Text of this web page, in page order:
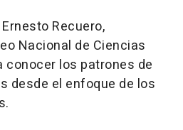
Recuero,
Nacional de Ciencias
conocer los patrones de
desde el enfoque de los